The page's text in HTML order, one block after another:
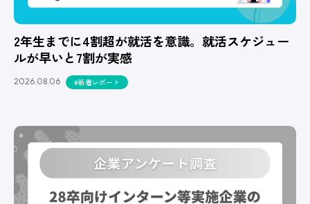
2年生までに4割超が就活を意識。就活スケジュー
ルが早いと7割が実感
2026.08.06 #新着レポート